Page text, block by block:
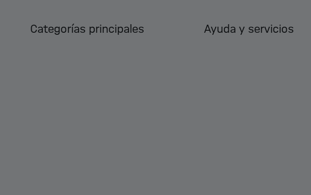
Categorías principales Ayuda y servicios